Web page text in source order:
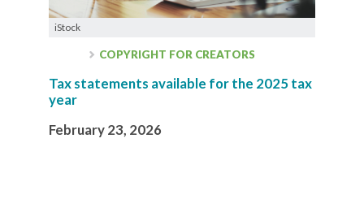
iStock
COPYRIGHT FOR CREATORS
Tax statements available for the 2025 tax
year
February 23, 2026